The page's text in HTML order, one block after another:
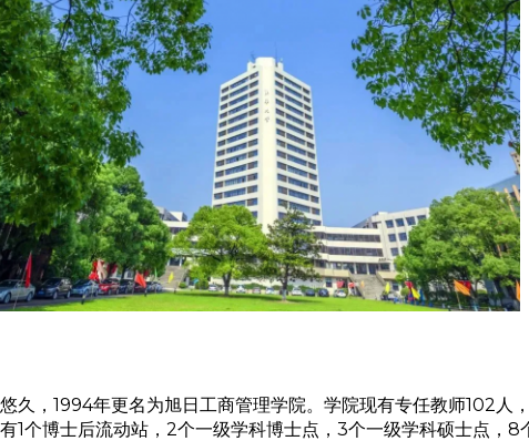
久，1994年更名为旭日工商管理学院。学院现有专任教师102
1个博士后流动站，2个一级学科博士点，3个一级学科硕士点，8